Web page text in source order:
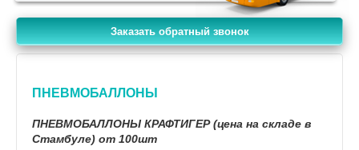
Заказать обратный звонок
ПНЕВМОБАЛЛОНЫ
ПНЕВМОБАЛЛОНЫ КРАФТИГЕР (цена на складе в
Стамбуле) от 100шт